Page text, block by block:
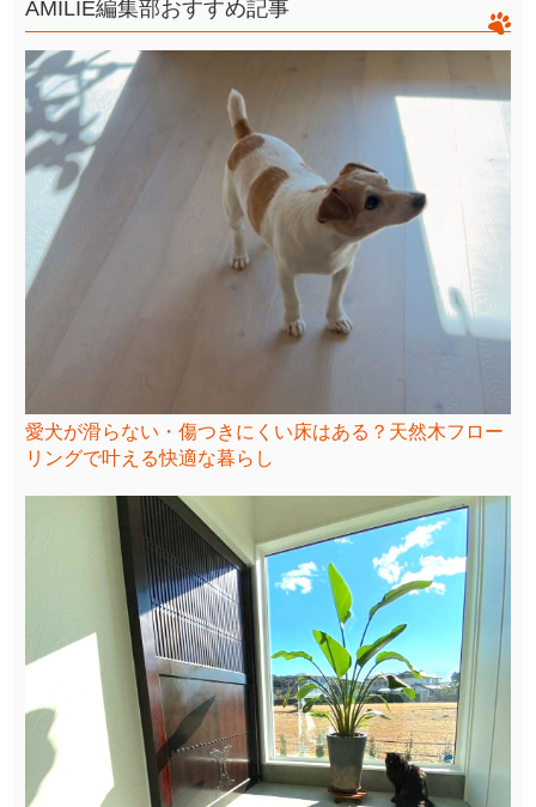
AMILIE編集部おすすめ記事
愛犬が滑らない・傷つきにくい床はある？天然木フロー
リングで叶える快適な暮らし